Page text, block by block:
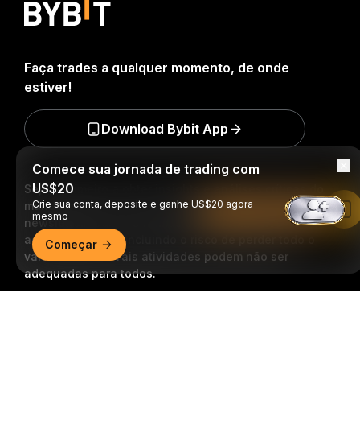
Seja o primeiro a obter insights e análises críticas do
mundo cripto: inscreva-se agora na nossa
newsletter.
acarretam riscos, incluindo o risco de perder todo o
valor investido. Tais atividades podem não ser
adequadas para todos.
Faça trades a qualquer momento, de onde
estiver!
Download Bybit App
Comece sua jornada de trading com
US$20
Crie sua conta, deposite e ganhe US$20 agora
mesmo
Começar
Leia no app da Bybit